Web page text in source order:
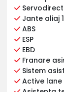
Jante aliaj
ABS
ESP
EBD
Franare
Sistem
Active